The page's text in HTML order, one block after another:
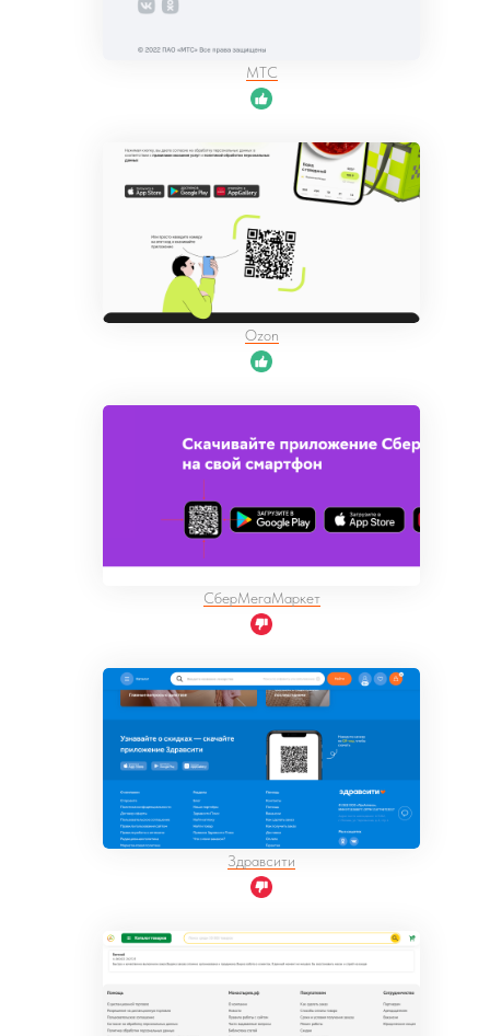
МТС
Ozon
СберМегаМаркет
Здравсити